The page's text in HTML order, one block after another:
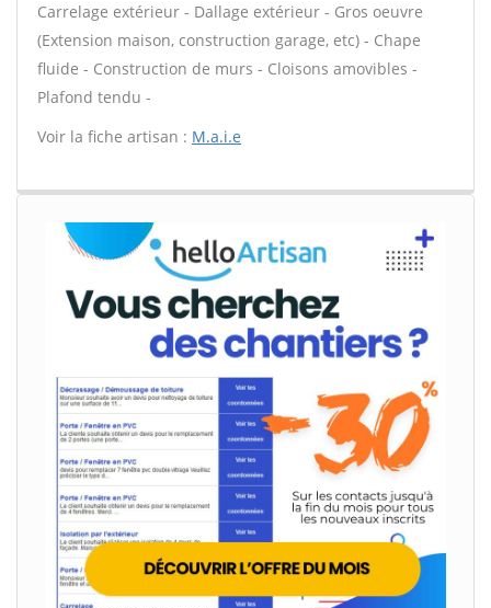
Carrelage extérieur - Dallage extérieur - Gros oeuvre
(Extension maison, construction garage, etc) - Chape
fluide - Construction de murs - Cloisons amovibles -
Plafond tendu -
Voir la fiche artisan : M.a.i.e